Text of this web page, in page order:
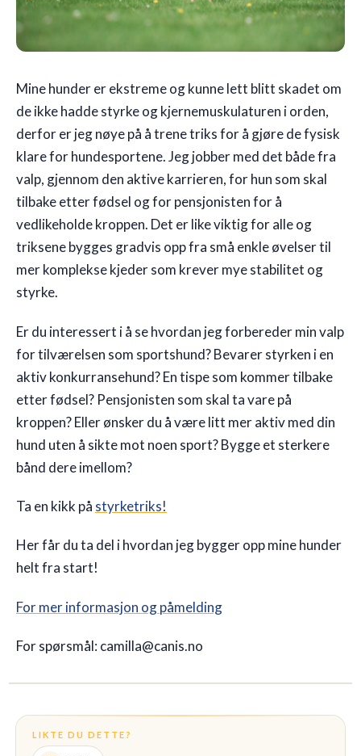
Mine hunder er ekstreme og kunne lett blitt skadet om
de ikke hadde styrke og kjernemuskulaturen i orden,
derfor er jeg nøye på å trene triks for å gjøre de fysisk
klare for hundesportene. Jeg jobber med det både fra
valp, gjennom den aktive karrieren, for hun som skal
tilbake etter fødsel og for pensjonisten for å
vedlikeholde kroppen. Det er like viktig for alle og
triksene bygges gradvis opp fra små enkle øvelser til
mer komplekse kjeder som krever mye stabilitet og
styrke.
Er du interessert i å se hvordan jeg forbereder min valp
for tilværelsen som sportshund? Bevarer styrken i en
aktiv konkurransehund? En tispe som kommer tilbake
etter fødsel? Pensjonisten som skal ta vare på
kroppen? Eller ønsker du å være litt mer aktiv med din
hund uten å sikte mot noen sport? Bygge et sterkere
bånd dere imellom?
Ta en kikk på styrketriks!
Her får du ta del i hvordan jeg bygger opp mine hunder
helt fra start!
For mer informasjon og påmelding
For spørsmål: camilla@canis.no
LIKTE DU DETTE?